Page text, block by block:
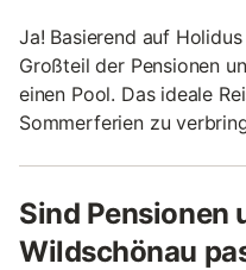
Ja! Basierend auf
Großteil der Pensionen
einen Pool. Das ideale
Sommerferien zu
Sind Pensionen
Wildschönau